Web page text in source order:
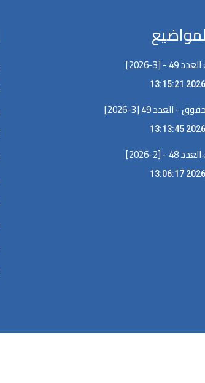
- [3-2026]
2026/
- العدد 49 [3-2026]
2026/
- [2-2026]
2026/